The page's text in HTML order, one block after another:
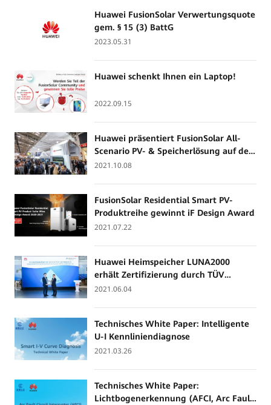
Huawei FusionSolar Verwertungsquote
gem. § 15 (3) BattG
2023.05.31
Huawei schenkt Ihnen ein Laptop!
2022.09.15
Huawei präsentiert FusionSolar All-
Scenario PV- & Speicherlösung auf der
Intersolar 2021
2021.10.08
FusionSolar Residential Smart PV-
Produktreihe gewinnt iF Design Award
2021.07.22
Huawei Heimspeicher LUNA2000
erhält Zertifizierung durch TÜV
Rheinland
2021.06.04
Technisches White Paper: Intelligente
U-I Kennliniendiagnose
2021.03.26
Technisches White Paper:
Lichtbogenerkennung (AFCI, Arc Fault